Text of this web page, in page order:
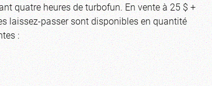
quatre heures de turbofun. En vente à 25 $ +
laissez-passer sont disponibles en quantité
: